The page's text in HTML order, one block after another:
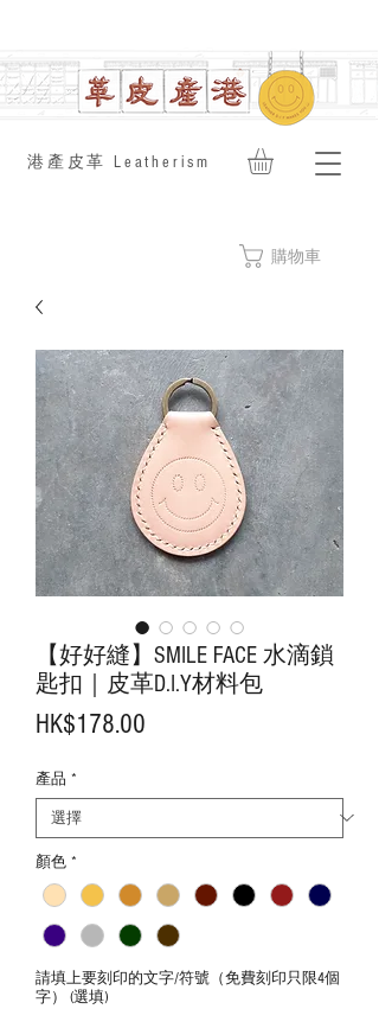
​港產皮革 Leatherism
購物車
【好好縫】SMILE FACE 水滴鎖
匙扣｜皮革D.I.Y材料包
HK$178.00
產品 *
顏色 *
請填上要刻印的文字/符號（免費刻印只限4個
字） (選填)